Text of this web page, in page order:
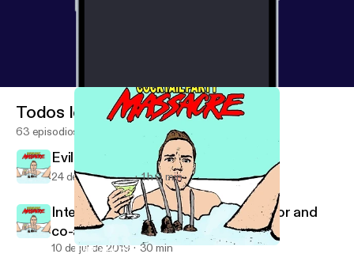
Evil Dead (2013)
Todos los episodios
63 episodios
Evil Dead (2013)
24 de jul de 2019 1 h 3 min
Interview | 'THEY'RE INSIDE' director and
co-author, Jean-Paul Panelli
10 de jul de 2019 30 min